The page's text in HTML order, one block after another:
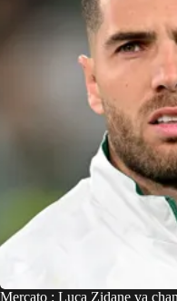
Mercato : Luca Zidane va